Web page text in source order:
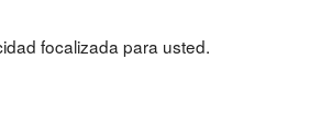
PALETS DE PLÁSTICO
focalizada para usted.